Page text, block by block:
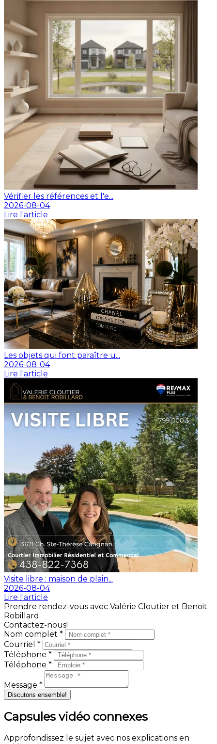
Vérifier les références et l'e...
2026-08-04
Lire l'article
Les objets qui font paraître u...
2026-08-04
Lire l'article
Visite libre : maison de plain...
2026-08-04
Lire l'article
Prendre rendez-vous avec Valérie Cloutier et Benoit
Robillard.
Contactez-nous!
Nom complet *
Courriel *
Téléphone *
Téléphone *
Message *
Discutons ensemble!
Capsules vidéo connexes
Approfondissez le sujet avec nos explications en